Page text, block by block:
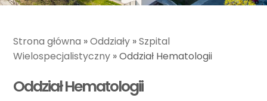
Strona główna »Oddziały »Szpital
Wielospecjalistyczny »Oddział Hematologii
Oddział Hematologii